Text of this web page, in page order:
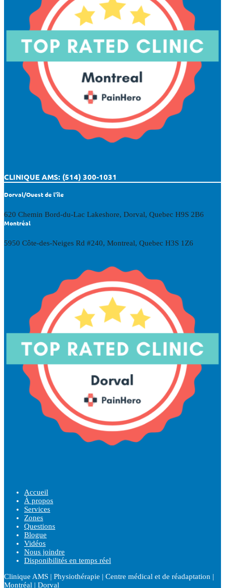
CLINIQUE AMS: (514) 300-1031
Dorval/Ouest de l'île
620 Chemin Bord-du-Lac Lakeshore, Dorval, Quebec H9S 2B6
Montréal
5950 Côte-des-Neiges Rd #240, Montreal, Quebec H3S 1Z6
Accueil
À propos
Services
Zones
Questions
Blogue
Vidéos
Nous joindre
Disponibilités en temps réel
Clinique AMS | Physiothérapie | Centre médical et de réadaptation |
Montréal | Dorval